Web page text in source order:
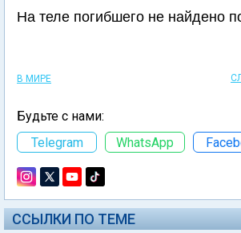
На теле погибшего не найдено
В МИРЕ
Будьте с нами:
Telegram
WhatsApp
ССЫЛКИ ПО ТЕМЕ